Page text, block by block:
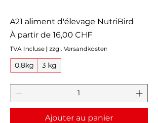
A21 aliment d'élevage NutriBird
À partir de 16,00 CHF
Prix promotionnel
TVA Incluse | zzgl. Versandkosten
0,8kg 3 kg
Ajouter au panier